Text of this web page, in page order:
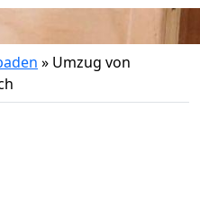
» Umzug von